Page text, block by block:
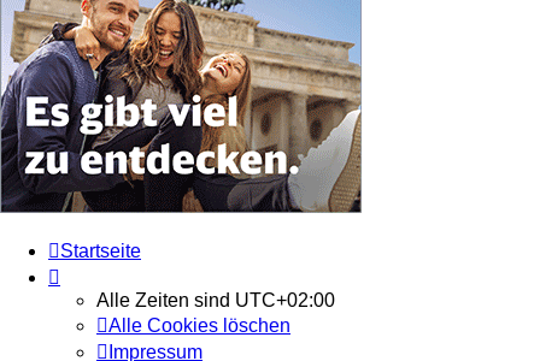
Startseite
Alle Zeiten sind UTC+02:00
Alle Cookies löschen
Impressum